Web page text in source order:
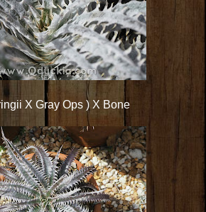
X Gray Ops ) X Bone